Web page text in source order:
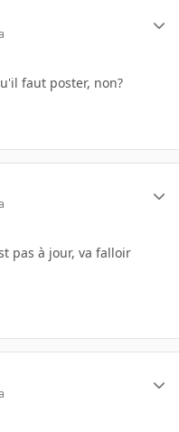
faut poster, non?
pas à jour, va falloir